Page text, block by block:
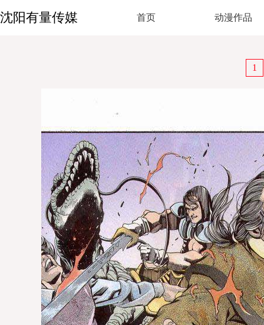
沈阳有量传媒 首页 动漫作品
1